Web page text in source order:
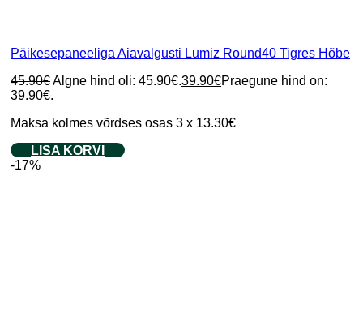
Päikesepaneeliga Aiavalgusti Lumiz Round40 Tigres Hõbe
45.90€Algne hind oli: 45.90€.39.90€Praegune hind on:
39.90€.
Maksa kolmes võrdses osas 3 x 13.30€
LISA KORVI
-17%